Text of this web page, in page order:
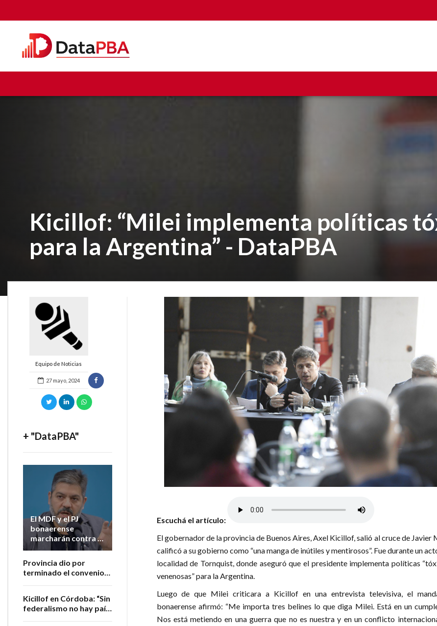
Kicillof: “Milei implementa políticas
para la Argentina” - DataPBA
Equipo de Noticias
27 mayo, 2024
+ "DataPBA"
El MDF y el PJ
bonaerense
marcharán contra la
extranjerización de
Provincia dio por
terminado el convenio
subsidios al transporte
Kicillof en Córdoba: “Sin
federalismo no hay país,
Escuchá el artículo:
El gobernador de la provincia de Buenos Aires, Axel Kicillof, salió al cruce de Javier
calificó a su gobierno como “una manga de inútiles y mentirosos”. Fue durante un
localidad de Tornquist, donde aseguró que el presidente implementa políticas
venenosas” para la Argentina.
Luego de que Milei criticara a Kicillof en una entrevista televisiva, el
bonaerense afirmó: “Me importa tres belines lo que diga Milei. Está en un
Nos está metiendo en una guerra que no es nuestra y en un conflicto